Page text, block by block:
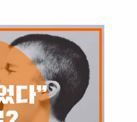
Camera “Concealed”는
라를 가리킵니다. “The
camera.” (호텔